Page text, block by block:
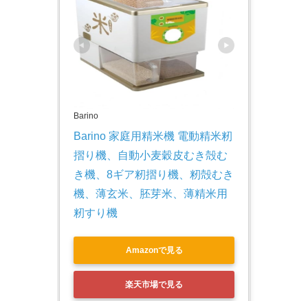
Barino
Barino 家庭用精米機 電動精米籾
摺り機、自動小麦穀皮むき殻む
き機、8ギア籾摺り機、籾殻むき
機、薄玄米、胚芽米、薄精米用
籾すり機
Amazonで見る
楽天市場で見る